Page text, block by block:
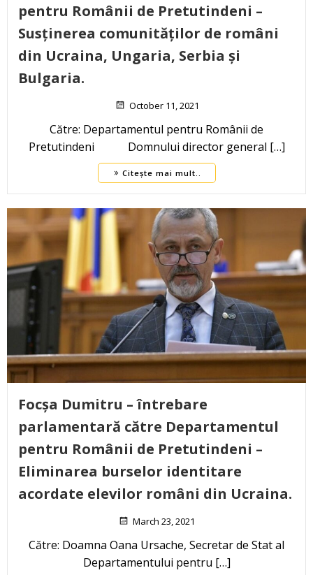
pentru Românii de Pretutindeni –
Susținerea comunităților de români
din Ucraina, Ungaria, Serbia și
Bulgaria.
October 11, 2021
Către: Departamentul pentru Românii de
Pretutindeni Domnului director general […]
Citește mai mult..
Focșa Dumitru – întrebare
parlamentară către Departamentul
pentru Românii de Pretutindeni –
Eliminarea burselor identitare
acordate elevilor români din Ucraina.
March 23, 2021
Către: Doamna Oana Ursache, Secretar de Stat al
Departamentului pentru […]